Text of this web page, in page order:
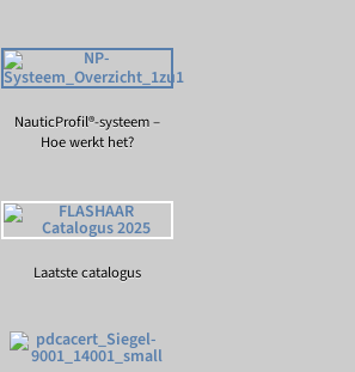
NauticProfil®-systeem –
Hoe werkt het?
Laatste catalogus